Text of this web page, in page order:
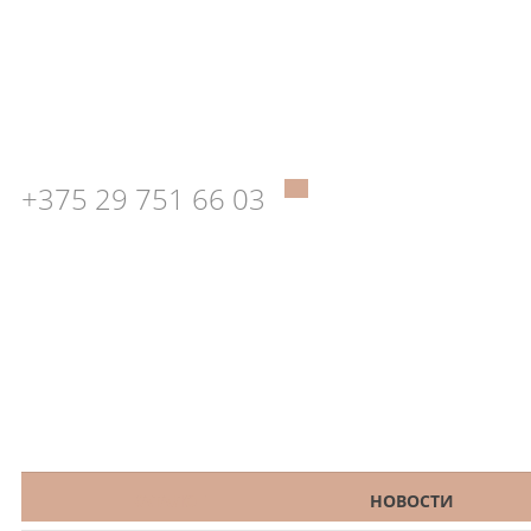
+375 29 751 66 03
НОВОСТИ